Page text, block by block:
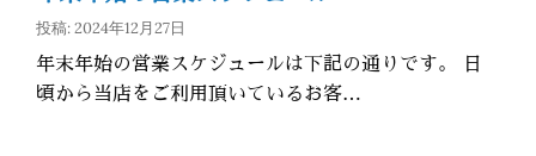
投稿: 2024年12月27日
年末年始の営業スケジュールは下記の通りです。 日
頃から当店をご利用頂いているお客…